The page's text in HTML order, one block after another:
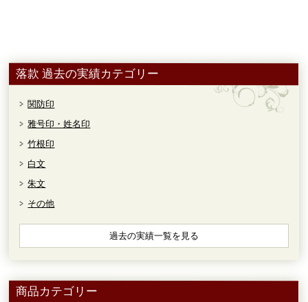
落款 過去の実績カテゴリー
関防印
雅号印・姓名印
竹根印
白文
朱文
その他
過去の実績一覧を見る
商品カテゴリー